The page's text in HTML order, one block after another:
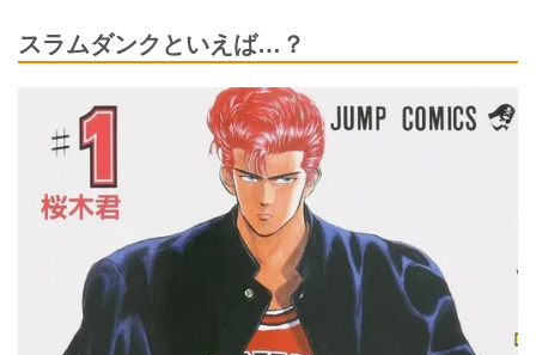
スラムダンクといえば…？